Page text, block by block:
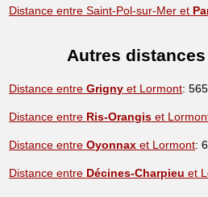
Distance entre Saint-Pol-sur-Mer et
Autres
Distance entreGrigny et Lormont:
Distance entre Ris-Orangis et
Distance entreOyonnax et Lormont:
Distance entre Décines-Charpieu et